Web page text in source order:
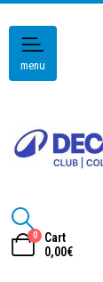
menu
0
Cart
0,00€